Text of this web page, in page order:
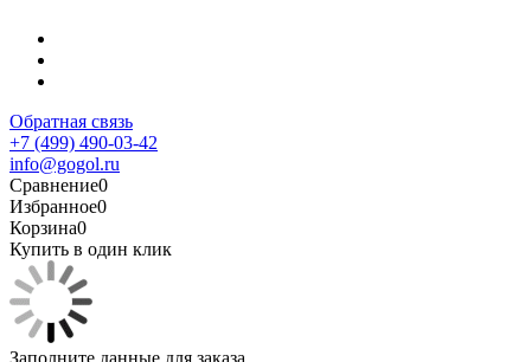
Обратная связь
+7 (499) 490-03-42
info@gogol.ru
Сравнение0
Избранное0
Корзина0
Купить в один клик
Заполните данные для заказа